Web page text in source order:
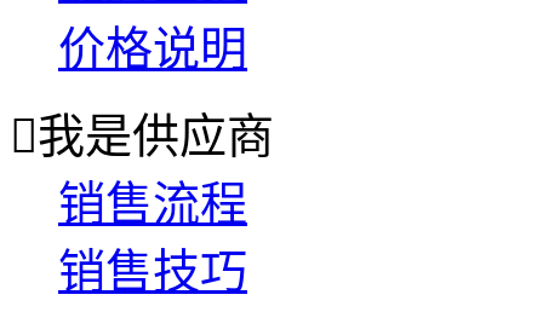
价格说明
我是供应商
销售流程
销售技巧